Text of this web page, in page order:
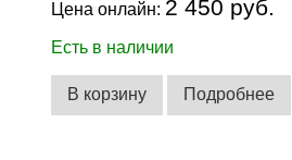
Цена онлайн: 2 450 руб.
Есть в наличии
В корзину Подробнее